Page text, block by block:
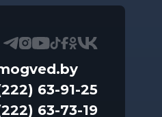
63-91-25
63-73-19